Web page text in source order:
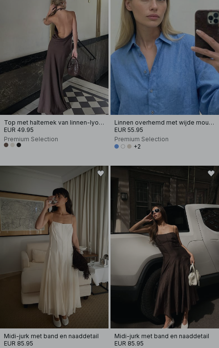
Top met halternek van linnen-lyocellmix
EUR 49.95
Premium Selection
Linnen overhemd met wijde mouwen
EUR 55.95
Premium Selection
+2
Midi-jurk met band en naaddetail
EUR 85.95
Midi-jurk met band en naaddetail
EUR 85.95